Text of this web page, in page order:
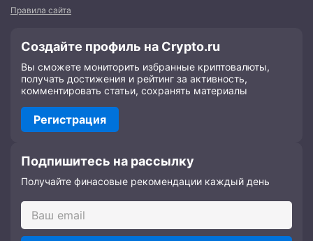
Правила сайта
Создайте профиль на Crypto.ru
Вы сможете мониторить избранные криптовалюты,
получать достижения и рейтинг за активность,
комментировать статьи, сохранять материалы
Регистрация
Подпишитесь на рассылку
Получайте финасовые рекомендации каждый день